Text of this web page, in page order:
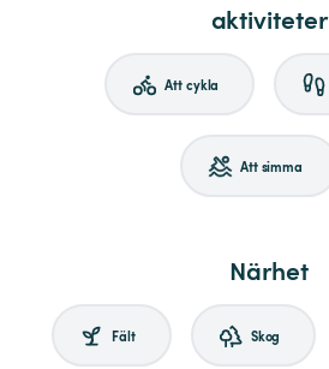
aktiviteter
Att cykla
Att simma
Närhet
Fält Skog